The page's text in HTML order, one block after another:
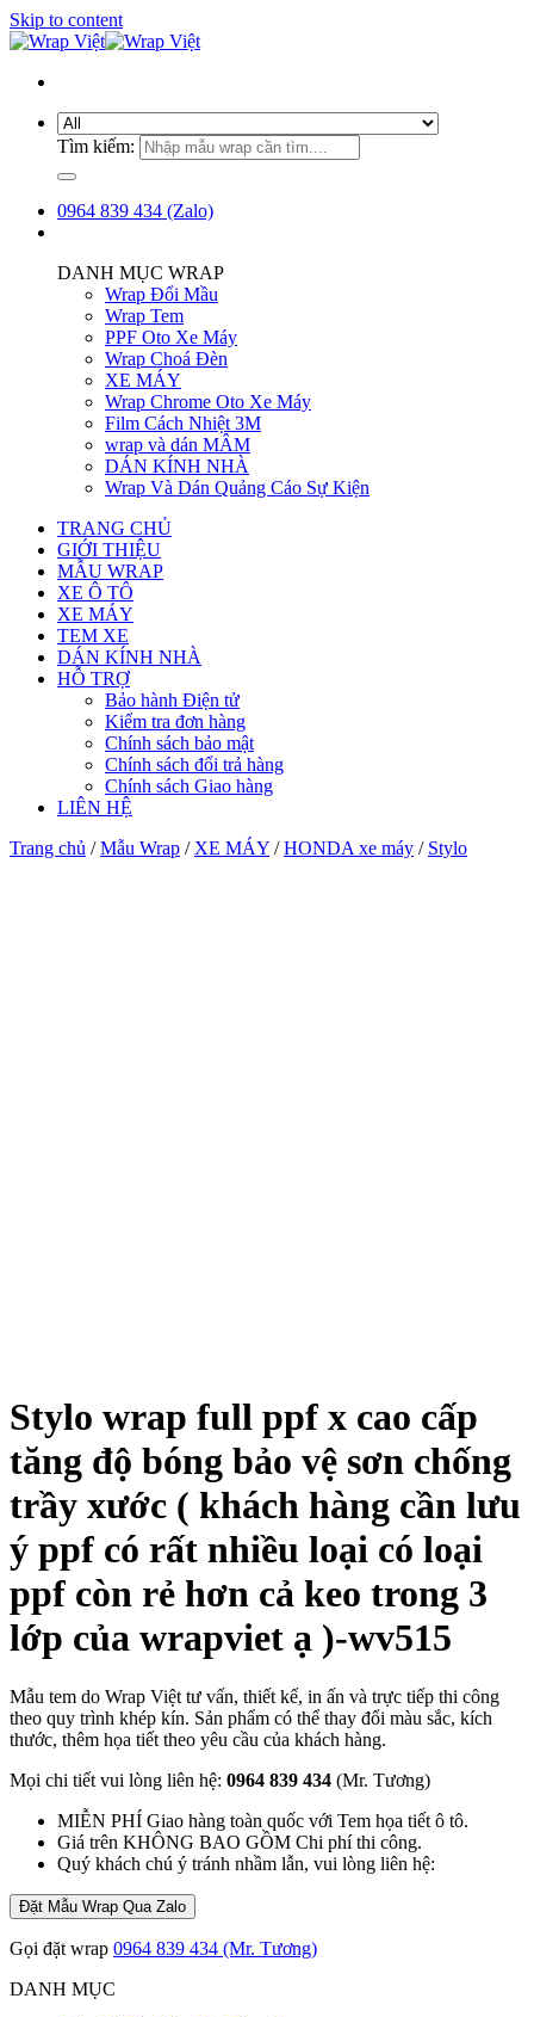
Skip to content
Tìm kiếm:
0964 839 434 (Zalo)
DANH MỤC WRAP
Wrap Đổi Mầu
Wrap Tem
PPF Oto Xe Máy
Wrap Choá Đèn
XE MÁY
Wrap Chrome Oto Xe Máy
Film Cách Nhiệt 3M
wrap và dán MÂM
DÁN KÍNH NHÀ
Wrap Và Dán Quảng Cáo Sự Kiện
TRANG CHỦ
GIỚI THIỆU
MẪU WRAP
XE Ô TÔ
XE MÁY
TEM XE
DÁN KÍNH NHÀ
HỖ TRỢ
Bảo hành Điện tử
Kiểm tra đơn hàng
Chính sách bảo mật
Chính sách đổi trả hàng
Chính sách Giao hàng
LIÊN HỆ
Trang chủ / Mẫu Wrap / XE MÁY / HONDA xe máy / Stylo
Stylo wrap full ppf x cao cấp
tăng độ bóng bảo vệ sơn chống
trầy xước ( khách hàng cần lưu
ý ppf có rất nhiều loại có loại
ppf còn rẻ hơn cả keo trong 3
lớp của wrapviet ạ )-wv515
Mẫu tem do Wrap Việt tư vấn, thiết kế, in ấn và trực tiếp thi công
theo quy trình khép kín. Sản phẩm có thể thay đổi màu sắc, kích
thước, thêm họa tiết theo yêu cầu của khách hàng.
Mọi chi tiết vui lòng liên hệ: 0964 839 434 (Mr. Tương)
MIỄN PHÍ Giao hàng toàn quốc với Tem họa tiết ô tô.
Giá trên KHÔNG BAO GỒM Chi phí thi công.
Quý khách chú ý tránh nhầm lẫn, vui lòng liên hệ:
Đặt Mẫu Wrap Qua Zalo
Gọi đặt wrap 0964 839 434 (Mr. Tương)
DANH MỤC